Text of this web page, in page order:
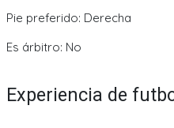
Pie preferido: Derecha
Es árbitro: No
Experiencia de